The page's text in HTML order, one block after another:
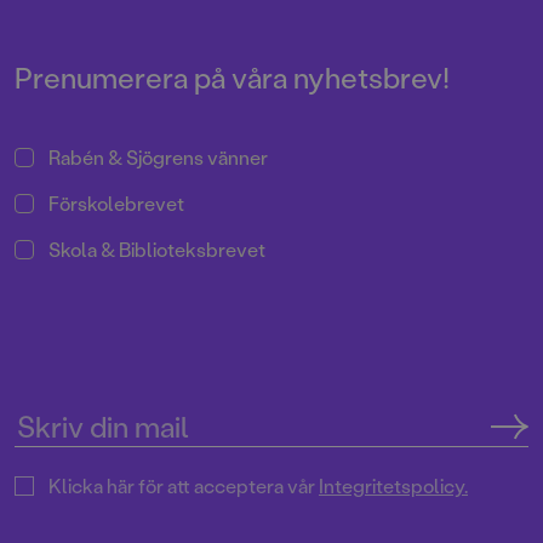
Prenumerera på våra nyhetsbrev!
Rabén & Sjögrens vänner
Förskolebrevet
Skola & Biblioteksbrevet
Klicka här för att acceptera vårIntegritetspolicy.